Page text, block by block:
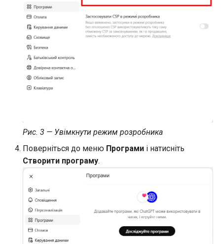
Рис. 3 — Увімкнути режим розробника
Поверніться до меню Програми і натисніть
Створити програму.